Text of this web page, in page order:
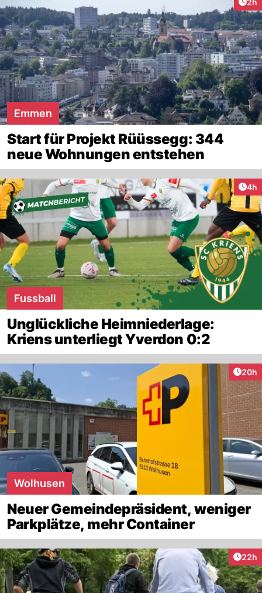
2h
Emmen
Start für Projekt Rüüssegg: 344
neue Wohnungen entstehen
4h
Fussball
Unglückliche Heimniederlage:
Kriens unterliegt Yverdon 0:2
20h
Wolhusen
Neuer Gemeindepräsident, weniger
Parkplätze, mehr Container
22h